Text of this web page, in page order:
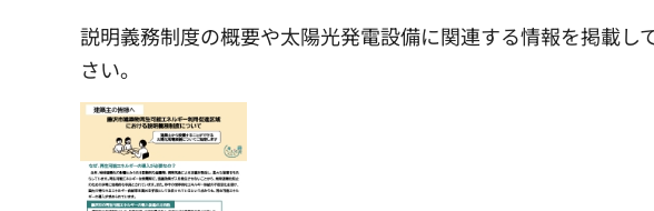
説明義務制度の概要や太陽光発電設備に関連する情報を掲載し
さい。